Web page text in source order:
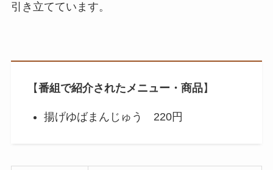
引き立てています。
【番組で紹介されたメニュー・商品】
揚げゆばまんじゅう 220円